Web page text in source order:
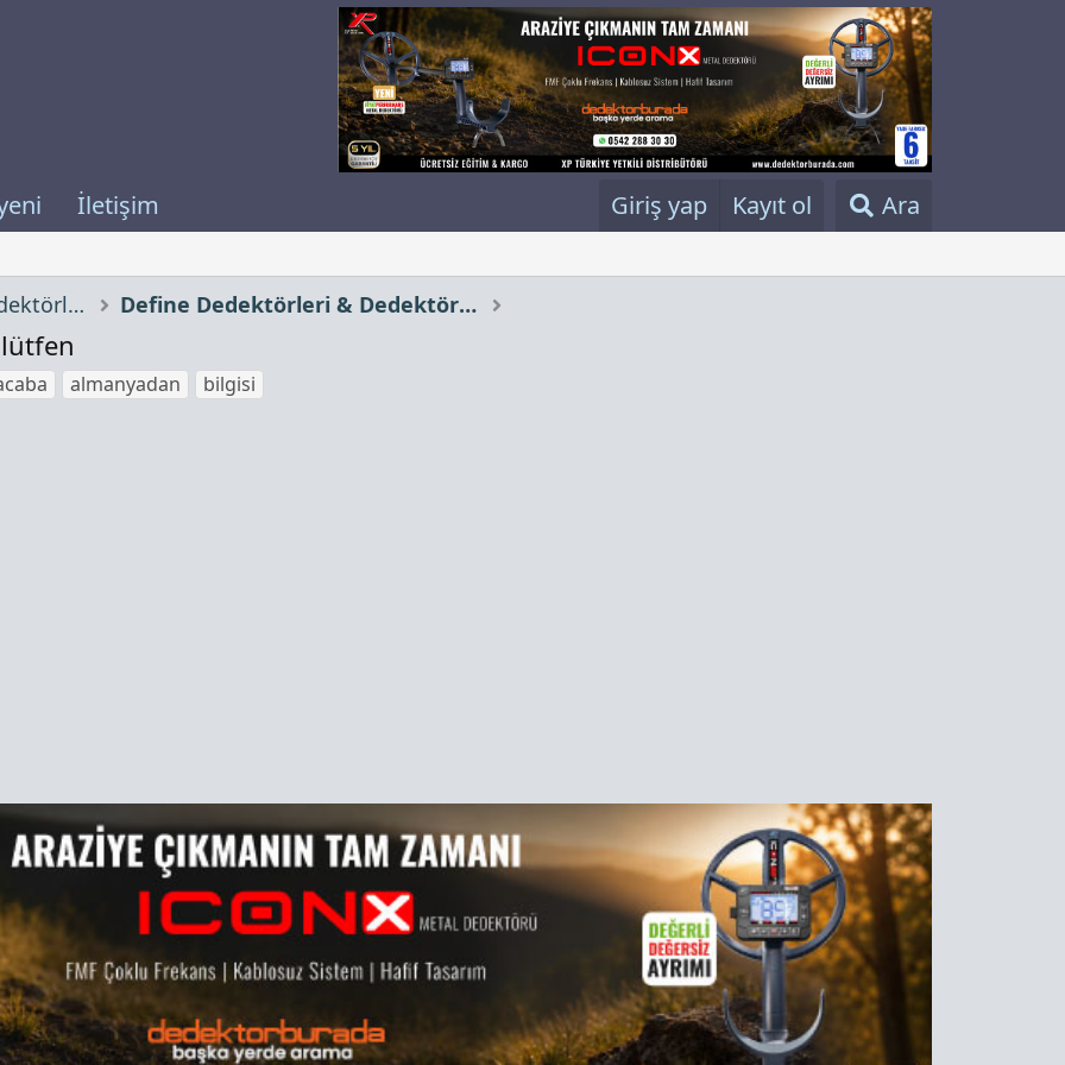
İletişim Giriş yap Kayıt ol Ara
Define Cihazları, Define Dedektörleri Define Dedektörleri & Dedektör Kullanım Teknikleri
almanyadan bilgisi